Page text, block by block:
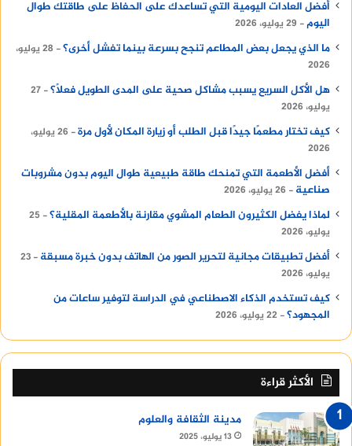
أفضل العادات اليومية التي تساعدك على الحفاظ على طاقتك طوال
اليوم
29 يوليو، 2026
ما الذي يجعل بعض المطاعم تنجح بسرعة بينما تفشل أخرى؟
28 يوليو،
2026
هل الأكل السريع يسبب مشاكل صحية على المدى الطويل فعلًا؟ 27
يوليو، 2026
كيف تختار مطعمًا جيدًا قبل الطلب أو زيارة المكان لأول مرة
26 يوليو،
2026
أفضل الأطعمة التي تمنحك طاقة طبيعية طوال اليوم بدون مشروبات
صناعية
26 يوليو، 2026
لماذا يفضل الكثيرون الطعام المشوي مقارنة بالأطعمة المقلية؟
25
يوليو، 2026
أفضل تطبيقات مجانية لتحرير الصور من الهاتف بدون خبرة مسبقة
23
يوليو، 2026
كيف تستخدم الذكاء الاصطناعي في الدراسة لتوفير ساعات من
المجهود؟ 22 يوليو، 2026
الأكثر قراءة
مدينة الثقافة والعلوم
13 يوليو، 2025